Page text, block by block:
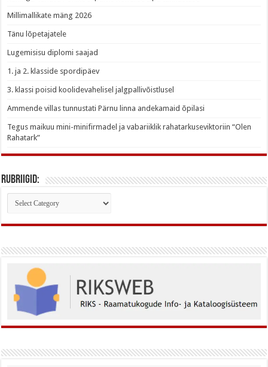
Millimallikate mäng 2026
Tänu lõpetajatele
Lugemisisu diplomi saajad
1. ja 2. klasside spordipäev
3. klassi poisid koolidevahelisel jalgpallivõistlusel
Ammende villas tunnustati Pärnu linna andekamaid õpilasi
Tegus maikuu mini-minifirmadel ja vabariiklik rahatarkuseviktoriin “Olen
Rahatark”
Rubriigid:
Rubriigid: